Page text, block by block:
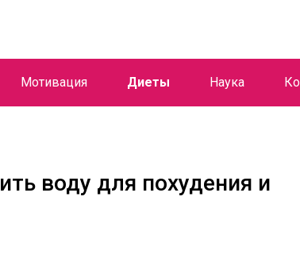
Мотивация Диеты Наука
воду для похудения и